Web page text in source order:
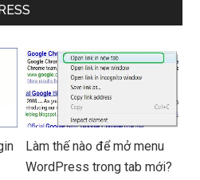
Làm thế nào để mở menu
WordPress trong tab mới?